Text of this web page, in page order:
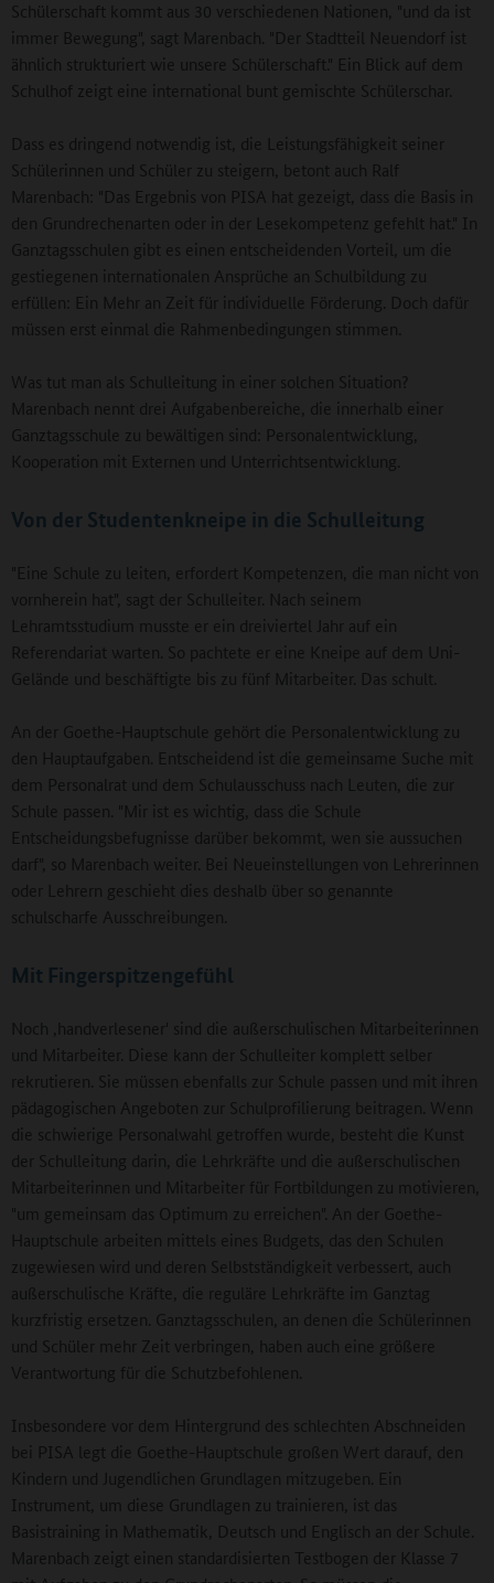
Schülerschaft kommt aus 30 verschiedenen Nationen, "und da ist
immer Bewegung", sagt Marenbach. "Der Stadtteil Neuendorf ist
ähnlich strukturiert wie unsere Schülerschaft." Ein Blick auf dem
Schulhof zeigt eine international bunt gemischte Schülerschar.
Dass es dringend notwendig ist, die Leistungsfähigkeit seiner
Schülerinnen und Schüler zu steigern, betont auch Ralf
Marenbach: "Das Ergebnis von PISA hat gezeigt, dass die Basis in
den Grundrechenarten oder in der Lesekompetenz gefehlt hat." In
Ganztagsschulen gibt es einen entscheidenden Vorteil, um die
gestiegenen internationalen Ansprüche an Schulbildung zu
erfüllen: Ein Mehr an Zeit für individuelle Förderung. Doch dafür
müssen erst einmal die Rahmenbedingungen stimmen.
Was tut man als Schulleitung in einer solchen Situation?
Marenbach nennt drei Aufgabenbereiche, die innerhalb einer
Ganztagsschule zu bewältigen sind: Personalentwicklung,
Kooperation mit Externen und Unterrichtsentwicklung.
Von der Studentenkneipe in die Schulleitung
"Eine Schule zu leiten, erfordert Kompetenzen, die man nicht von
vornherein hat", sagt der Schulleiter. Nach seinem
Lehramtsstudium musste er ein dreiviertel Jahr auf ein
Referendariat warten. So pachtete er eine Kneipe auf dem Uni-
Gelände und beschäftigte bis zu fünf Mitarbeiter. Das schult.
An der Goethe-Hauptschule gehört die Personalentwicklung zu
den Hauptaufgaben. Entscheidend ist die gemeinsame Suche mit
dem Personalrat und dem Schulausschuss nach Leuten, die zur
Schule passen. "Mir ist es wichtig, dass die Schule
Entscheidungsbefugnisse darüber bekommt, wen sie aussuchen
darf", so Marenbach weiter. Bei Neueinstellungen von Lehrerinnen
oder Lehrern geschieht dies deshalb über so genannte
schulscharfe Ausschreibungen.
Mit Fingerspitzengefühl
Noch ,handverlesener' sind die außerschulischen Mitarbeiterinnen
und Mitarbeiter. Diese kann der Schulleiter komplett selber
rekrutieren. Sie müssen ebenfalls zur Schule passen und mit ihren
pädagogischen Angeboten zur Schulprofilierung beitragen. Wenn
die schwierige Personalwahl getroffen wurde, besteht die Kunst
der Schulleitung darin, die Lehrkräfte und die außerschulischen
Mitarbeiterinnen und Mitarbeiter für Fortbildungen zu motivieren,
"um gemeinsam das Optimum zu erreichen". An der Goethe-
Hauptschule arbeiten mittels eines Budgets, das den Schulen
zugewiesen wird und deren Selbstständigkeit verbessert, auch
außerschulische Kräfte, die reguläre Lehrkräfte im Ganztag
kurzfristig ersetzen. Ganztagsschulen, an denen die Schülerinnen
und Schüler mehr Zeit verbringen, haben auch eine größere
Verantwortung für die Schutzbefohlenen.
Insbesondere vor dem Hintergrund des schlechten Abschneiden
bei PISA legt die Goethe-Hauptschule großen Wert darauf, den
Kindern und Jugendlichen Grundlagen mitzugeben. Ein
Instrument, um diese Grundlagen zu trainieren, ist das
Basistraining in Mathematik, Deutsch und Englisch an der Schule.
Marenbach zeigt einen standardisierten Testbogen der Klasse 7